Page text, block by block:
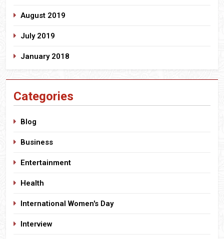
August 2019
July 2019
January 2018
Categories
Blog
Business
Entertainment
Health
International Women's Day
Interview